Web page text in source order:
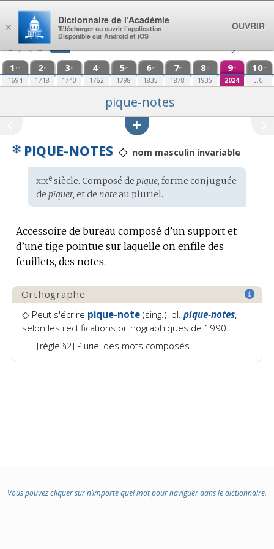
Aller au contenu
1 re
1694
2e
1718
3e
1740
4e
1762
5e
1798
6e
1835
7e
1878
8e
1935
9e
2024
10e
E.C.
pique-notes
✻ PIQUE-NOTES ◇ nom masculin invariable
Étymologie
:
xixesiècle. Composé de pique, forme conjuguée
de piquer, et de noteau pluriel.
Accessoire de bureau composé d’un support et
d’une tige pointue sur laquelle on enfile des
feuillets, des notes.
Orthographe
◇ Peut s'écrire pique-note (sing.), pl. pique-notes,
selon les rectifications orthographiques de 1990.
[règle §2] Pluriel des mots composés.
Vous pouvez cliquer sur n’importe quel mot pour naviguer dans le dictionnaire.
×
Dictionnaire de l’Académie
Télécharger ou ouvrir l’application
Disponible sur Android et iOS
OUVRIR